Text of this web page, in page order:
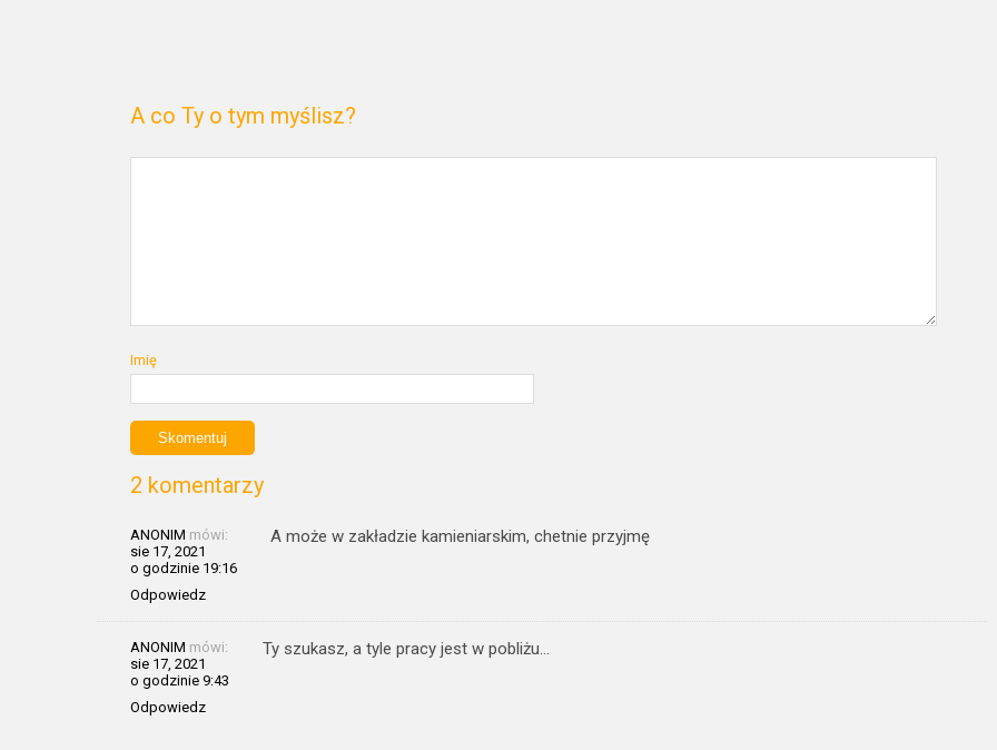
A co Ty o tym myślisz?
Imię
2 komentarzy
ANONIM mówi:
sie 17, 2021
o godzinie 19:16
Odpowiedz
A może w zakładzie kamieniarskim, chetnie przyjmę
ANONIM mówi:
sie 17, 2021
o godzinie 9:43
Odpowiedz
Ty szukasz, a tyle pracy jest w pobliżu…